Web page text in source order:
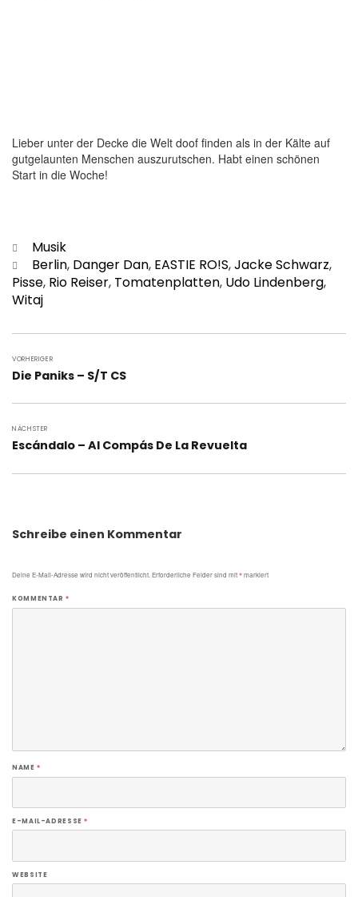
Lieber unter der Decke die Welt doof finden als in der Kälte auf
gutgelaunten Menschen auszurutschen. Habt einen schönen
Start in die Woche!
Kategorien
Musik
Schlagwörter
Berlin, Danger Dan, EASTIE RO!S,Jacke Schwarz,
Pisse, Rio Reiser, Tomatenplatten, Udo Lindenberg,
Witaj
VORHERIGER
Vorheriger
Die Paniks – S/T CS
NÄCHSTER
Nächster
Escándalo – Al Comp​á​s De La Revuelta
Schreibe einen Kommentar
Deine E-Mail-Adresse wird nicht veröffentlicht. Erforderliche Felder sind mit*markiert
KOMMENTAR*
NAME*
E-MAIL-ADRESSE*
WEBSITE